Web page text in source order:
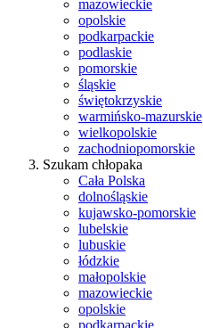
mazowieckie
opolskie
podkarpackie
podlaskie
pomorskie
śląskie
świętokrzyskie
warmińsko-mazurskie
wielkopolskie
zachodniopomorskie
Szukam chłopaka
Cała Polska
dolnośląskie
kujawsko-pomorskie
lubelskie
lubuskie
łódzkie
małopolskie
mazowieckie
opolskie
podkarpackie